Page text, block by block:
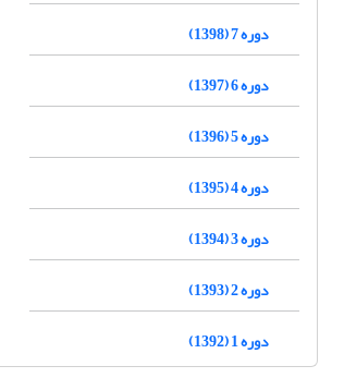
دوره 7 (1398)
دوره 6 (1397)
دوره 5 (1396)
دوره 4 (1395)
دوره 3 (1394)
دوره 2 (1393)
دوره 1 (1392)